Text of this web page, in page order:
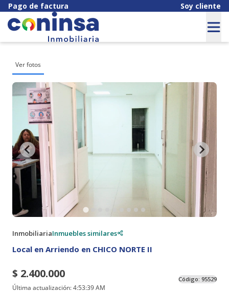
Pago de factura Soy cliente
Ver fotos
InmobiliariaInmuebles similares
Local en Arriendo en CHICO NORTE II
$ 2.400.000
Última actualización:4:53:39 AM
Código: 95529